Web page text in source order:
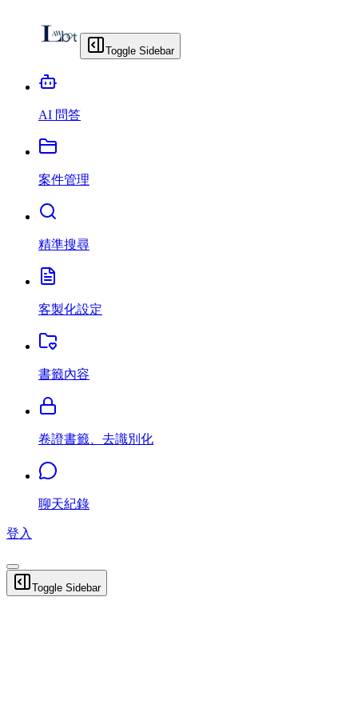
Toggle Sidebar
AI 問答
案件管理
精準搜尋
客製化設定
書籤內容
卷證書籤、去識別化
聊天紀錄
登入
Toggle Sidebar